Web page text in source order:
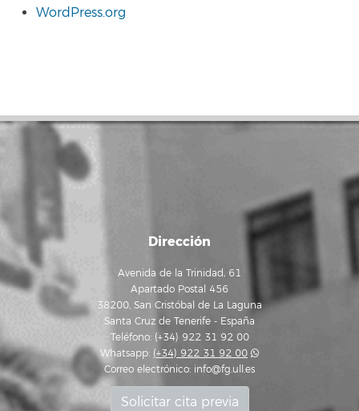
WordPress.org
Dirección
Avenida de la Trinidad, 61
Apartado Postal 456
38200, San Cristóbal de La Laguna
Santa Cruz de Tenerife - España
Teléfono: (+34) 922 31 92 00
Whatsapp: (+34) 922 31 92 00
Correo electrónico: info@fg.ull.es
Solicitar cita previa